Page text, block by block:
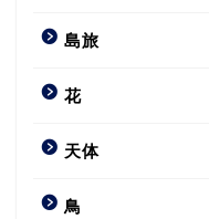
島旅
花
天体
鳥